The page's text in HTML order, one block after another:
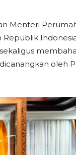
Menteri
Republik
oleh